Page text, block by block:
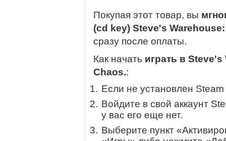
Покупая этот товар, вы
(cd key) Steve's
сразу после оплаты.
Как начать играть в
Chaos.:
Если не установлен
Войдите в свой аккаунт
у вас его еще нет.
Выберите пункт